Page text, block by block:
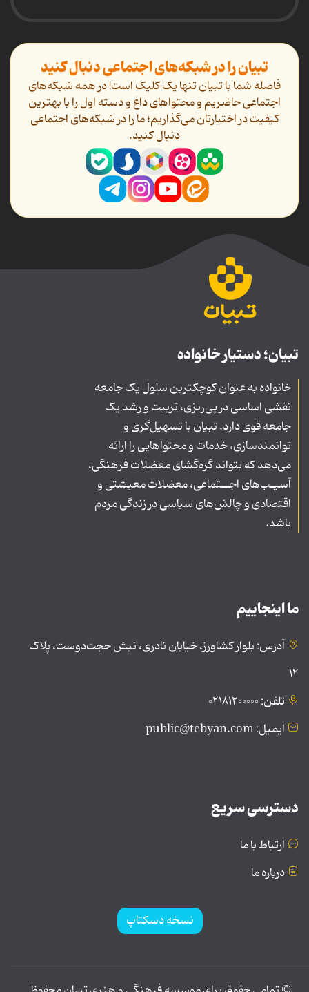
تبیان را در شبکه‌های اجتماعی دنبال کنید
فاصله شما با تبیان تنها یک کلیک است! در همه شبکه‌های
اجتماعی حاضریم و محتواهای داغ و دسته اول را با بهترین
کیفیت در اختیارتان می‌گذاریم؛ ما را در شبکه‌های اجتماعی
دنیال کنید.
تبیان؛ دستیار خانواده
خانواده به عنوان کوچکترین سلول یک جامعه
نقشی اساسی در پی‌ریزی، تربیت و رشد یک
جامعه قوی دارد. تبیان با تسهیل‌گری و
توانمندسازی، خدمات و محتواهایی را ارائه
می‌دهد که بتواند گره‌گشای معضلات فرهنگی،
آسیـب‌های اجــتماعی، معضلات معیشتی و
اقتصادی و چالش‌های سیاسی در زندگی مردم
باشد.
ما اینجاییم
آدرس: بلوار کشاورز، خیابان نادری، نبش حجت‌دوست، پلاک
۱۲
تلفن: ۰۲۱۸۱۲۰۰۰۰۰
ایمیل: public@tebyan.com
دسترسی سریع
ارتباط با ما
درباره ما
نسخه دسکتاپ